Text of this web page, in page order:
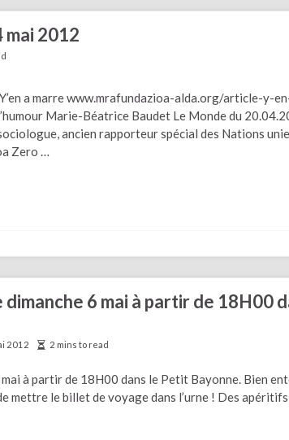
2012
Y’en a marre www.mrafundazioa-alda.org/article-y-
Marie-Béatrice Baudet Le Monde du
ancien rapporteur spécial des Nations
Zero …
6 mai à partir de 18H00
2012 2 mins to read
à partir de 18H00 dans le Petit Bayonne. Bien
mettre le billet de voyage dans l’urne ! Des